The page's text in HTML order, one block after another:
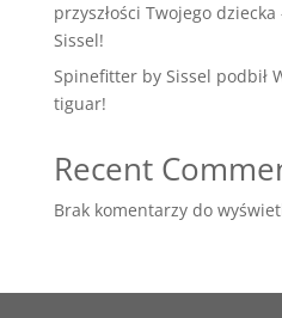
przyszłości Twojego
Sissel!
Spinefitter by Sissel podbił
tiguar!
Recent
Brak komentarzy do